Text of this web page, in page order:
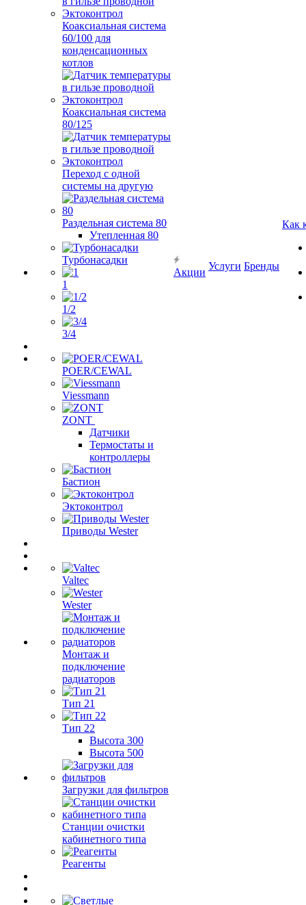
Коаксиальная система
60/100 для
конденсационных
котлов
Коаксиальная система
80/125
Переход с одной
системы на другую
Раздельная система 80
Утепленная 80
Турбонасадки
1
1/2
3/4
POER/CEWAL
Viessmann
ZONT
Датчики
Термостаты и
контроллеры
Бастион
Эктоконтрол
Приводы Wester
Valtec
Wester
Монтаж и
подключение
радиаторов
Тип 21
Тип 22
Высота 300
Высота 500
Загрузки для фильтров
Станции очистки
кабинетного типа
Реагенты
Акции
Услуги Бренды
Как